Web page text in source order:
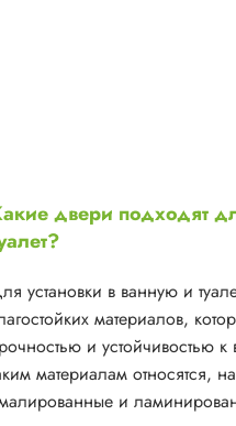
двери подходят
установки в ванную и
материалов,
и устойчивостью
материалам
и